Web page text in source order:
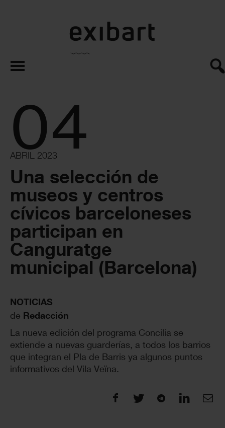
exibart.es
04
ABRIL 2023
Una selección de
museos y centros
cívicos barceloneses
participan en
Canguratge
municipal (Barcelona)
NOTICIAS
de Redacción
La nueva edición del programa Concilia se
extiende a nuevas guarderías, a todos los barrios
que integran el Pla de Barris ya algunos puntos
informativos del Vila Veïna.